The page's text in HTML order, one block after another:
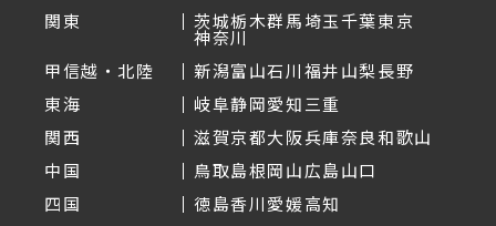
関東
茨城栃木群馬埼玉千葉東京
神奈川
甲信越・北陸
新潟富山石川福井山梨長野
東海
岐阜静岡愛知三重
関西
滋賀京都大阪兵庫奈良和歌山
中国
鳥取島根岡山広島山口
四国
徳島香川愛媛高知